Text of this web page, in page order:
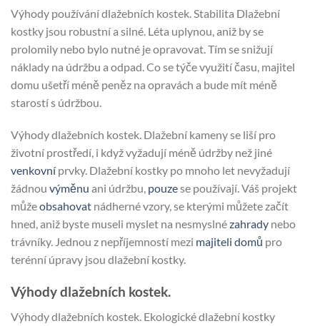
Výhody používání dlažebních kostek. Stabilita Dlažební
kostky jsou robustní a silné. Léta uplynou, aniž by se
prolomily nebo bylo nutné je opravovat. Tím se snižují
náklady na údržbu a odpad. Co se týče využití času, majitel
domu ušetří méně peněz na opravách a bude mít méně
starostí s údržbou.
Výhody dlažebních kostek. Dlažební kameny se liší pro
životní prostředí, i když vyžadují méně údržby než jiné
venkovní prvky. Dlažební kostky po mnoho let nevyžadují
žádnou výměnu ani údržbu, pouzese používají. Váš projekt
můžeobsahovat nádherné vzory, se kterými můžete začít
hned, aniž byste museli myslet na nesmyslnézahrady nebo
trávníky. Jednou z nepříjemností mezi majiteli domů pro
terénní úpravy jsou dlažební kostky.
Výhody dlažebních kostek.
Výhody dlažebních kostek. Ekologické dlažební kostky